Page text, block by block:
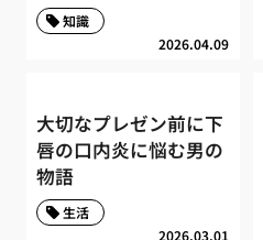
2026.04.09
知識
大切なプレゼン前に下
唇の口内炎に悩む男の
物語
2026.03.01
生活